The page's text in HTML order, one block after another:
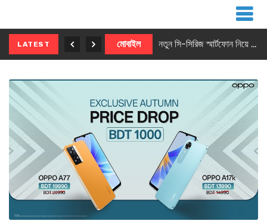
LATEST মোবাইল নতুন সি-সিরিজ স্মার্টফোন নিয়ে আসছে রিয়েলমি